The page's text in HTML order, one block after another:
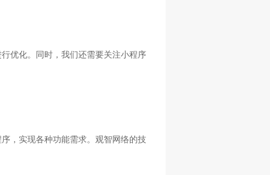
优化。同时，我们还需要关注小程序
，实现各种功能需求。观智网络的技